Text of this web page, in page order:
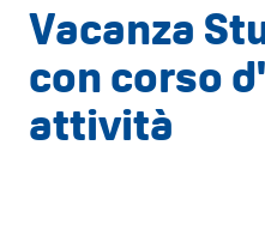
Vacanza
con corso
attività